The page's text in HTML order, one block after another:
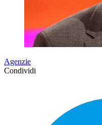
Agenzie
Condividi